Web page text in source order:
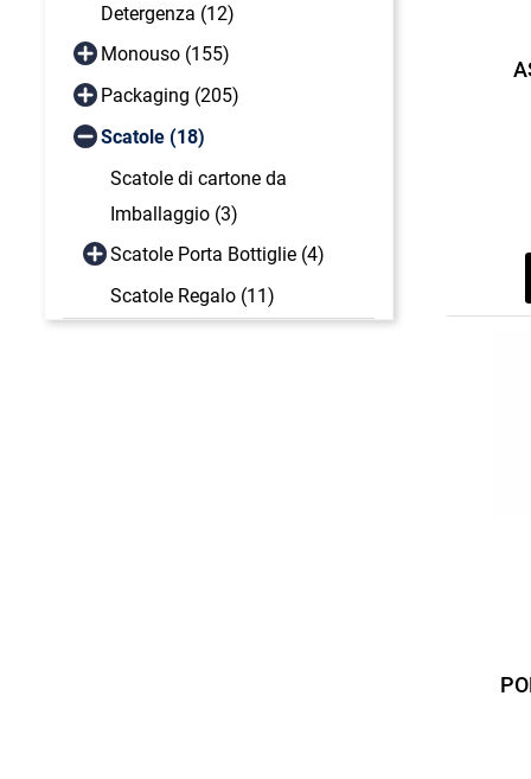
Detergenza (12)
Monouso (155)
Packaging (205)
Scatole (18)
Scatole di cartone da
Imballaggio (3)
Scatole Porta Bottiglie (4)
Scatole Regalo (11)